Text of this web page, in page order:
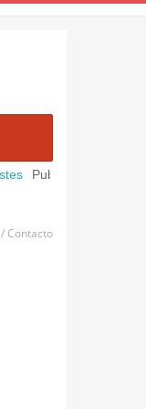
Publicado en:
/ Contacto